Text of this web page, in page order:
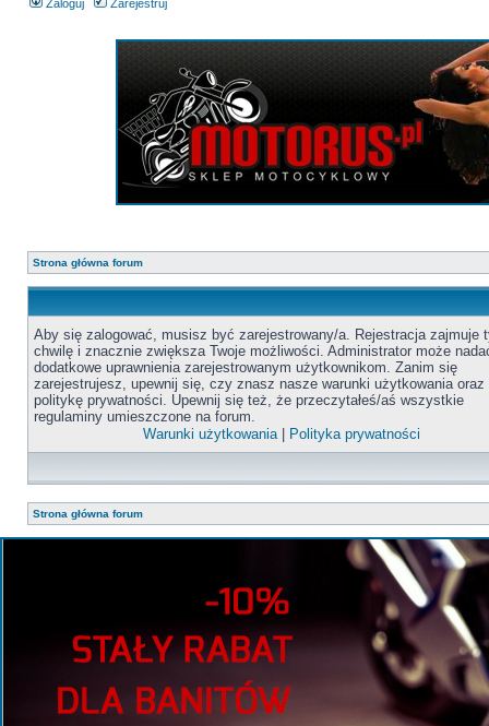
Zaloguj Zarejestruj
Strona główna forum
Aby się zalogować, musisz być zarejestrowany/a. Rejestracja zajmuje
chwilę i znacznie zwiększa Twoje możliwości. Administrator może
dodatkowe uprawnienia zarejestrowanym użytkownikom. Zanim się
zarejestrujesz, upewnij się, czy znasz nasze warunki użytkowania oraz
politykę prywatności. Upewnij się też, że przeczytałeś/aś wszystkie
regulaminy umieszczone na forum.
Warunki użytkowania| Polityka prywatności
Strona główna forum